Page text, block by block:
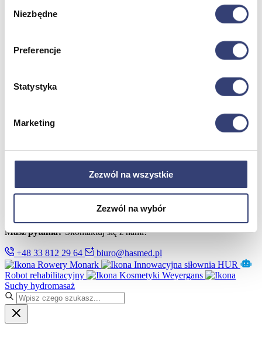
zgody
Niezbędne
Preferencje
Statystyka
Marketing
Zezwól na wszystkie
Zezwól na wybór
Zobacz wszystko
Aquatizer Testowy
Dla rehabilitacji
Dofinansowania
Filmy
Partnerzy
Masz pytania?Skontaktuj się z nami!
+48 33 812 29 64
biuro@hasmed.pl
Rowery Monark
Innowacyjna siłownia HUR
Robot rehabilitacyjny
Kosmetyki Weyergans
Suchy hydromasaż